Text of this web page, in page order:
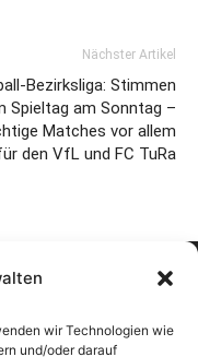
wir Technologien wie
und/oder darauf
Nächster Artikel
Bezirksliga: Stimmen
Spieltag am Sonntag –
Matches vor allem
den VfL und FC TuRa